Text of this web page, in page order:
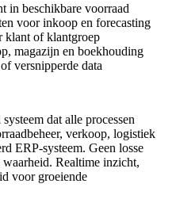
in beschikbare voorraad
voor inkoop en forecasting
klant of klantgroep
magazijn en boekhouding
versnipperde data
dat alle processen
verkoop, logistiek
ERP-systeem. Geen losse
waarheid. Realtime inzicht,
voor groeiende